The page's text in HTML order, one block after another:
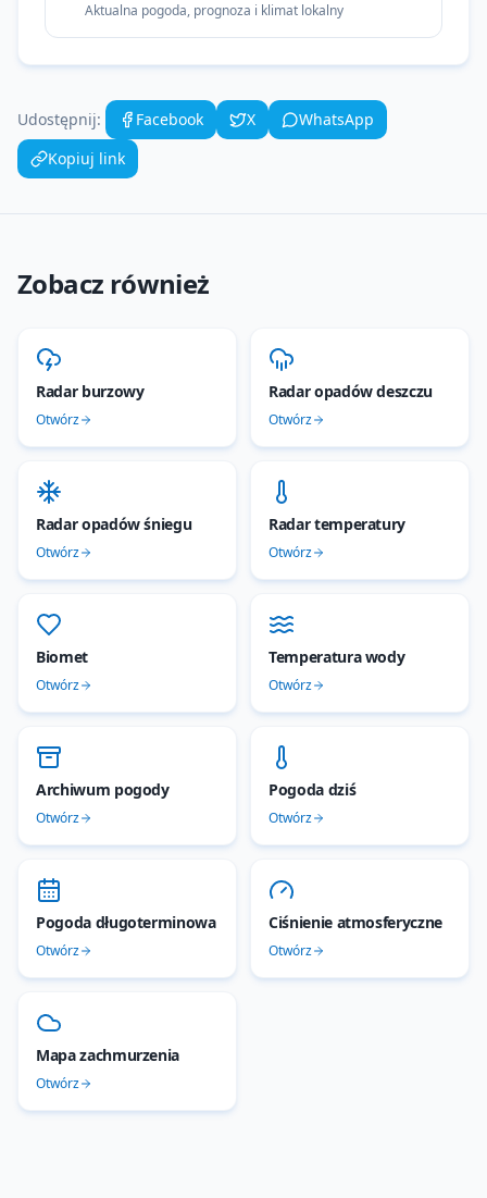
Aktualna pogoda, prognoza i klimat lokalny
Udostępnij: Facebook X
WhatsApp
Kopiuj link
Zobacz również
Radar burzowy
Otwórz
Radar opadów deszczu
Otwórz
Radar opadów śniegu
Otwórz
Radar temperatury
Otwórz
Biomet
Otwórz
Temperatura wody
Otwórz
Archiwum pogody
Otwórz
Pogoda dziś
Otwórz
Pogoda długoterminowa
Otwórz
Ciśnienie atmosferyczne
Otwórz
Mapa zachmurzenia
Otwórz